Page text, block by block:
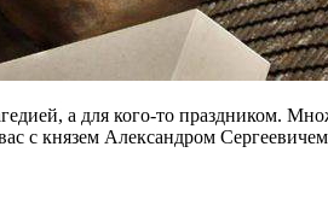
а для кого-то праздником.
с князем Александром